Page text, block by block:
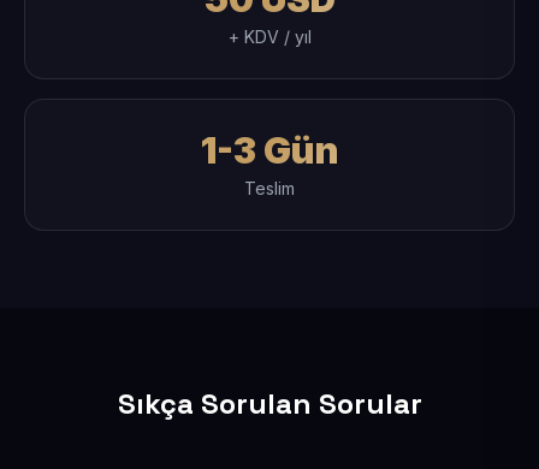
+ KDV / yıl
1-3 Gün
Teslim
Sıkça Sorulan Sorular